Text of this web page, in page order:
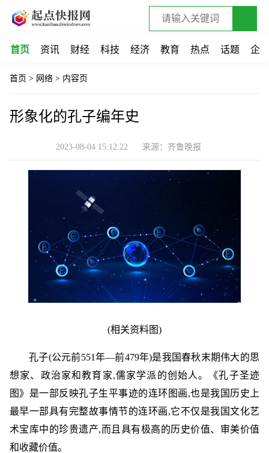
首页 资讯 财经 科技 经济 教育 热点 话题 企业
首页 > 网络 > 内容页
形象化的孔子编年史
2023-08-04 15:12:22 来源：齐鲁晚报
(相关资料图)
孔子(公元前551年—前479年)是我国春秋末期伟大的思
想家、政治家和教育家,儒家学派的创始人。《孔子圣迹
图》是一部反映孔子生平事迹的连环图画,也是我国历史上
最早一部具有完整故事情节的连环画,它不仅是我国文化艺
术宝库中的珍贵遗产,而且具有极高的历史价值、审美价值
和收藏价值。